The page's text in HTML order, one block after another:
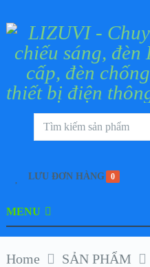
LƯU ĐƠN HÀNG 0
MENU
Home
SẢN PHẨM